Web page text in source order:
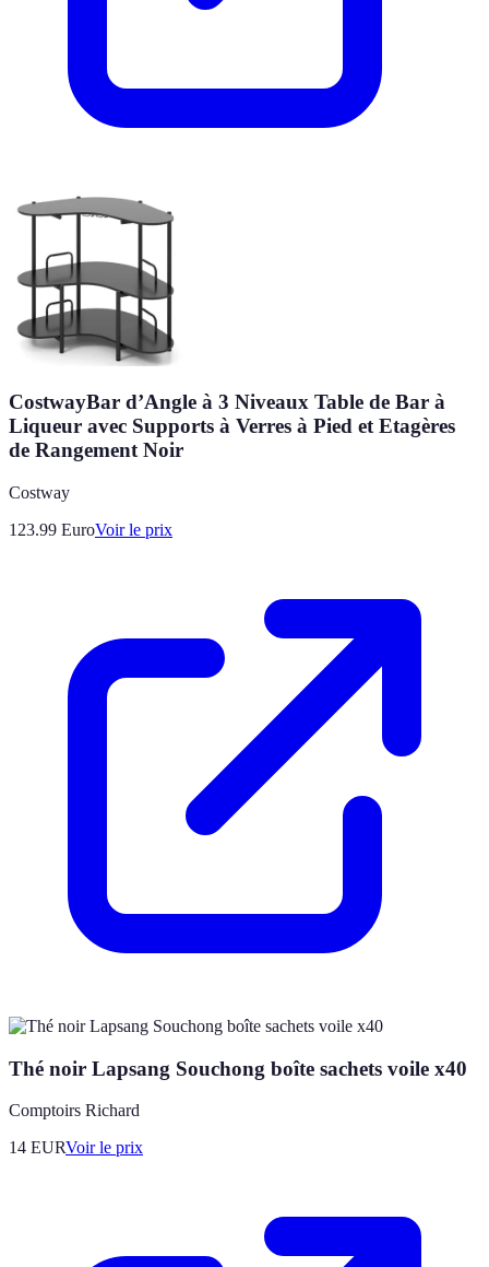
CostwayBar d’Angle à 3 Niveaux Table de Bar à
Liqueur avec Supports à Verres à Pied et Etagères
de Rangement Noir
Costway
123.99 EuroVoir le prix
Thé noir Lapsang Souchong boîte sachets voile x40
Comptoirs Richard
14 EURVoir le prix